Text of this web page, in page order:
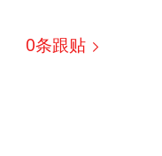
0条跟贴